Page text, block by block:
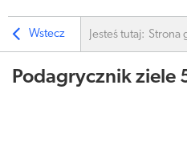
Wstecz Jesteś tutaj: Strona
Podagrycznik ziele